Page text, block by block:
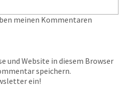
meinen Kommentaren
und Website in diesem Browser
speichern.
ein!